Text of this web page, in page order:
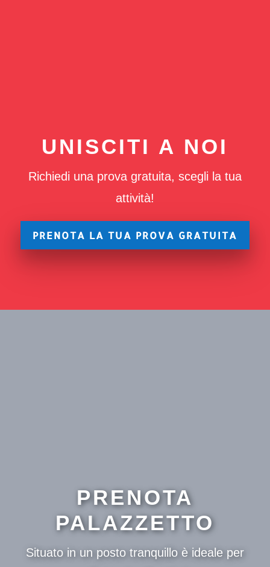
UNISCITI A NOI
Richiedi una prova gratuita, scegli la tua
attività!
PRENOTA LA TUA PROVA GRATUITA
PRENOTA
PALAZZETTO
Situato in un posto tranquillo è ideale per